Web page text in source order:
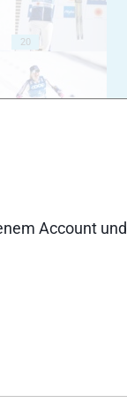
20
Account und